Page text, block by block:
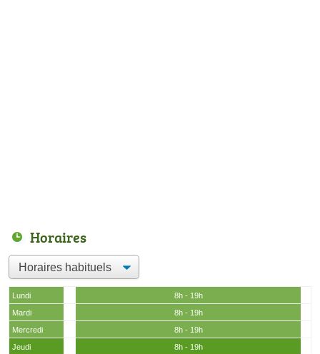
Horaires
Lundi
8h - 19h
Mardi
8h - 19h
Mercredi
8h - 19h
Jeudi
8h - 19h